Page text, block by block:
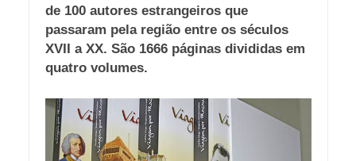
de 100 autores estrangeiros que
passaram pela região entre os séculos
XVII a XX. São 1666 páginas divididas em
quatro volumes.